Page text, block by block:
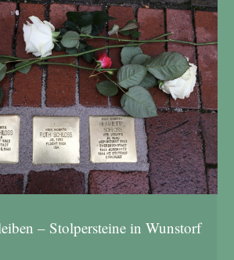
– Stolpersteine in Wunstorf